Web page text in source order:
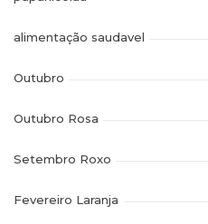
alimentação saudavel
Outubro
Outubro Rosa
Setembro Roxo
Fevereiro Laranja